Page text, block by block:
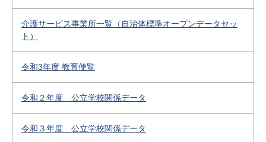
介護サービス事業所一覧（自治体標準オープンデータセッ
ト）
令和3年度 教育便覧
令和２年度 公立学校関係データ
令和３年度 公立学校関係データ